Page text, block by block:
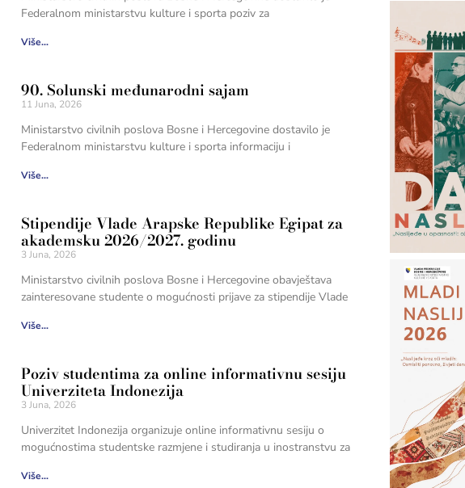
Federalnom ministarstvu kulture i sporta poziv za
Više...
90. Solunski međunarodni sajam
11 Juna, 2026
Ministarstvo civilnih poslova Bosne i Hercegovine dostavilo je
Federalnom ministarstvu kulture i sporta informaciju i
Više...
Stipendije Vlade Arapske Republike Egipat za
akademsku 2026/2027. godinu
3 Juna, 2026
Ministarstvo civilnih poslova Bosne i Hercegovine obavještava
zainteresovane studente o mogućnosti prijave za stipendije Vlade
Više...
Poziv studentima za online informativnu sesiju
Univerziteta Indonezija
3 Juna, 2026
Univerzitet Indonezija organizuje online informativnu sesiju o
mogućnostima studentske razmjene i studiranja u inostranstvu za
Više...